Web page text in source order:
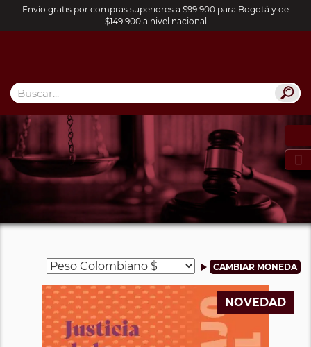
Envío gratis por compras superiores a $99.900 para Bogotá y de
$149.900 a nivel nacional

NOVEDAD